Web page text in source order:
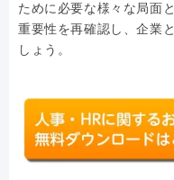
ために必要な様々な局面
重要性を再確認し、企業
しょう。